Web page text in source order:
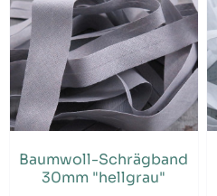
Baumwoll-Schrägband
30mm "hellgrau"